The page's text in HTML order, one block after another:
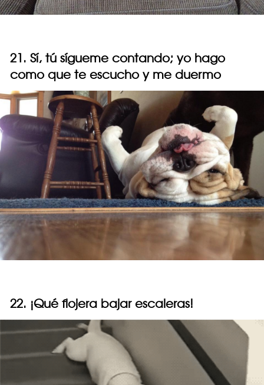
21. Sí, tú sígueme contando; yo hago
como que te escucho y me duermo
22. ¡Qué flojera bajar escaleras!